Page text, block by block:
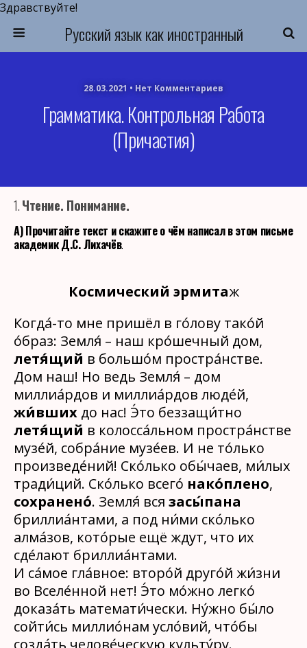
Здравствуйте!
Русский язык как иностранный
28.03.2021 • Нет Комментариев
Грамматика. Контрольная Работа
(причастия)
1.Чтение. Понимание.
А) Прочитайте текст и скажите о чём написал в этом письме
академик Д.С. Лихачёв.
Космический эрмитаж
Когда́-то мне пришёл в го́лову тако́й
о́браз: Земля́ – наш кро́шечный дом,
летя́щий в большо́м простра́нстве.
Дом наш! Но ведь Земля́ – дом
миллиа́рдов и миллиа́рдов люде́й,
жи́вших до нас! Э́то беззащи́тно
летя́щий в колосса́льном простра́нстве
музе́й, собра́ние музе́ев. И не то́лько
произведе́ний! Ско́лько обы́чаев, ми́лых
тради́ций. Ско́лько всего́ нако́плено,
сохранено́. Земля́ вся засы́пана
бриллиа́нтами, а под ни́ми ско́лько
алма́зов, кото́рые ещё ждут, что их
сде́лают бриллиа́нтами.
И са́мое гла́вное: второ́й друго́й жи́зни
во Вселе́нной нет! Э́то мо́жно легко́
доказа́ть математи́чески. Ну́жно бы́ло
сойти́сь миллио́нам усло́вий, что́бы
созда́ть челове́ческую культу́ру.